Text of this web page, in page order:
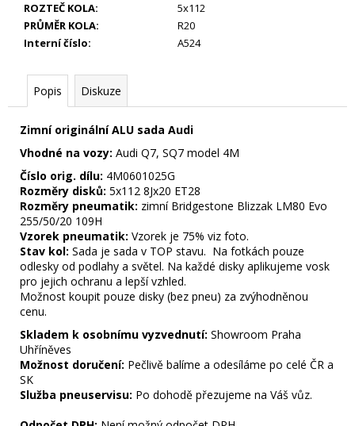
ROZTEČ KOLA:
5x112
PRŮMĚR KOLA:
R20
Interní číslo: A524
Popis Diskuze
Zimní originální ALU sada Audi
Vhodné na vozy: Audi Q7, SQ7 model 4M
Číslo orig. dílu: 4M0601025G
Rozměry disků: 5x112 8Jx20 ET28
Rozměry pneumatik: zimní Bridgestone Blizzak LM80 Evo
255/50/20 109H
Vzorek pneumatik: Vzorek je 75% viz foto.
Stav kol: Sada je sada v TOP stavu. Na fotkách pouze
odlesky od podlahy a světel. Na každé disky aplikujeme vosk
pro jejich ochranu a lepší vzhled.
Možnost koupit pouze disky (bez pneu) za zvýhodněnou
cenu.
Skladem k osobnímu vyzvednutí: Showroom Praha
Uhříněves
Možnost doručení: Pečlivě balíme a odesíláme po celé ČR a
SK
Služba pneuservisu: Po dohodě přezujeme na Váš vůz.